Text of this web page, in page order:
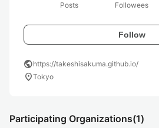
Posts
Followees
Follow
publichttps://takeshisakuma.github.io/
location_onTokyo
Participating Organizations(1)